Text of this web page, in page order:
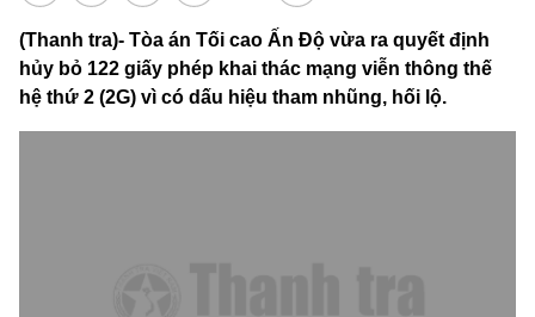
(Thanh tra)- Tòa án Tối cao Ấn Độ vừa ra quyết định
hủy bỏ 122 giấy phép khai thác mạng viễn thông thế
hệ thứ 2 (2G) vì có dấu hiệu tham nhũng, hối lộ.